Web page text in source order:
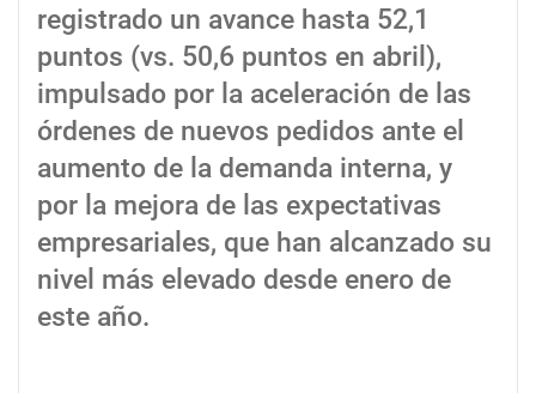
registrado un avance hasta 52,1
puntos (vs. 50,6 puntos en abril),
impulsado por la aceleración de las
órdenes de nuevos pedidos ante el
aumento de la demanda interna, y
por la mejora de las expectativas
empresariales, que han alcanzado su
nivel más elevado desde enero de
este año.